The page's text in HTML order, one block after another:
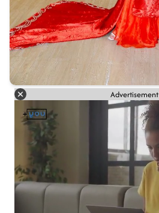
Advertisement